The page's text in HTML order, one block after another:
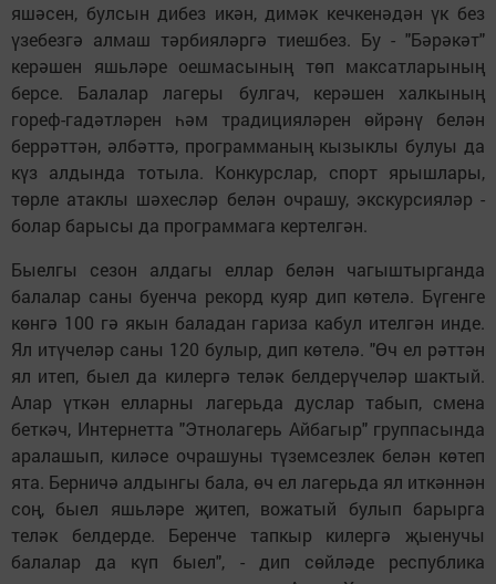
яшәсен, булсын дибез икән, димәк кечкенәдән үк без
үзебезгә алмаш тәрбияләргә тиешбез. Бу - "Бәрәкәт"
керәшен яшьләре оешмасының төп максатларының
берсе. Балалар лагеры булгач, керәшен халкының
гореф-гадәтләрен һәм традицияләрен өйрәнү белән
беррәттән, әлбәттә, программаның кызыклы булуы да
күз алдында тотыла. Конкурслар, спорт ярышлары,
төрле атаклы шәхесләр белән очрашу, экскурсияләр -
болар барысы да программага кертелгән.
Быелгы сезон алдагы еллар белән чагыштырганда
балалар саны буенча рекорд куяр дип көтелә. Бүгенге
көнгә 100 гә якын баладан гариза кабул ителгән инде.
Ял итүчеләр саны 120 булыр, дип көтелә. "Өч ел рәттән
ял итеп, быел да килергә теләк белдерүчеләр шактый.
Алар үткән елларны лагерьда дуслар табып, смена
беткәч, Интернетта "Этнолагерь Айбагыр" группасында
аралашып, киләсе очрашуны түземсезлек белән көтеп
ята. Берничә алдынгы бала, өч ел лагерьда ял иткәннән
соң, быел яшьләре җитеп, вожатый булып барырга
теләк белдерде. Беренче тапкыр килергә җыенучы
балалар да күп быел", - дип сөйләде республика